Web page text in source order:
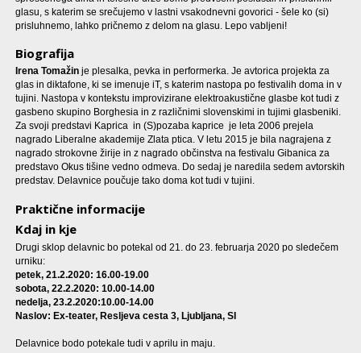
glasu, s katerim se srečujemo v lastni vsakodnevni govorici - šele ko (si)
prisluhnemo, lahko pričnemo z delom na glasu. Lepo vabljeni!
Biografija
Irena Tomažinje plesalka, pevka in performerka. Je avtorica projekta za
glas in diktafone, ki se imenuje iT, s katerim nastopa po festivalih doma in v
tujini. Nastopa v kontekstu improvizirane elektroakustične glasbe kot tudi z
gasbeno skupino Borghesia in z različnimi slovenskimi in tujimi glasbeniki.
Za svoji predstavi Kaprica in (S)pozaba kaprice je leta 2006 prejela
nagrado Liberalne akademije Zlata ptica. V letu 2015 je bila nagrajena z
nagrado strokovne žirije in z nagrado občinstva na festivalu Gibanica za
predstavo Okus tišine vedno odmeva. Do sedaj je naredila sedem avtorskih
predstav. Delavnice poučuje tako doma kot tudi v tujini.
Praktične informacije
Kdaj in kje
Drugi sklop delavnic bo potekal od 21. do 23. februarja 2020 po sledečem
urniku:
petek, 21.2.2020: 16.00-19.00
sobota, 22.2.2020: 10.00-14.00
nedelja, 23.2.2020:10.00-14.00
Naslov: Ex-teater, Resljeva cesta 3, Ljubljana, SI
Delavnice bodo potekale tudi v aprilu in maju.